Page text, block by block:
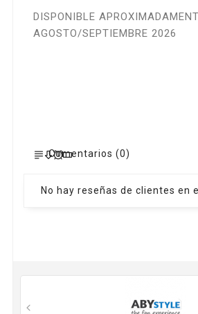
DISPONIBLE
AGOSTO/SEPTIEMBRE 2026
Comentarios (0)
No hay reseñas de clientes en